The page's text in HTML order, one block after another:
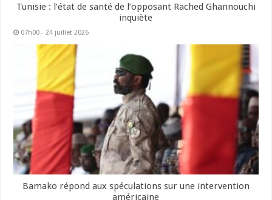
Tunisie : l’état de santé de l’opposant Rached Ghannouchi
inquiète
07h00 - 24 juillet 2026
Bamako répond aux spéculations sur une intervention
américaine